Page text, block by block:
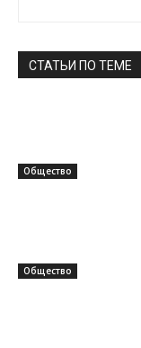
СТАТЬИ ПО ТЕМЕ
Общество
Общество